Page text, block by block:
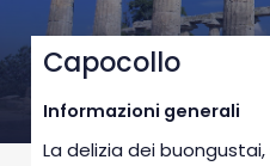
Capocollo
Informazioni generali
La delizia dei